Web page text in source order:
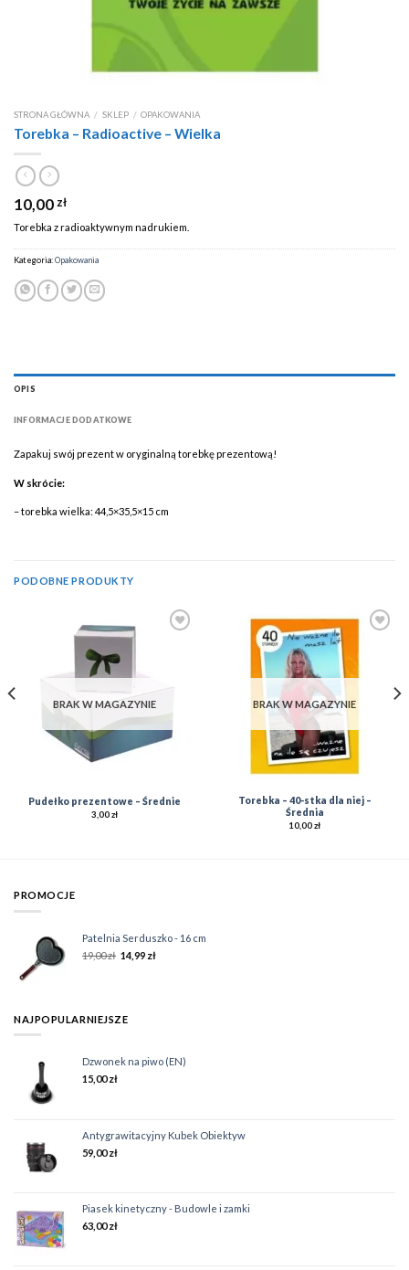
STRONA GŁÓWNA / SKLEP / OPAKOWANIA
Torebka – Radioactive – Wielka
10,00 zł
Torebka z radioaktywnym nadrukiem.
Kategoria:Opakowania
OPIS
INFORMACJE DODATKOWE
Zapakuj swój prezent w oryginalną torebkę prezentową!
W skrócie:
– torebka wielka: 44,5×35,5×15 cm
PODOBNE PRODUKTY
BRAK W MAGAZYNIE
Pudełko prezentowe – Średnie
3,00zł
BRAK W MAGAZYNIE
Torebka – 40-stka dla niej –
Średnia
10,00zł
PROMOCJE
Patelnia Serduszko - 16 cm
19,00zł 14,99 zł
NAJPOPULARNIEJSZE
Dzwonek na piwo (EN)
15,00zł
Antygrawitacyjny Kubek Obiektyw
59,00zł
Piasek kinetyczny - Budowle i zamki
63,00zł